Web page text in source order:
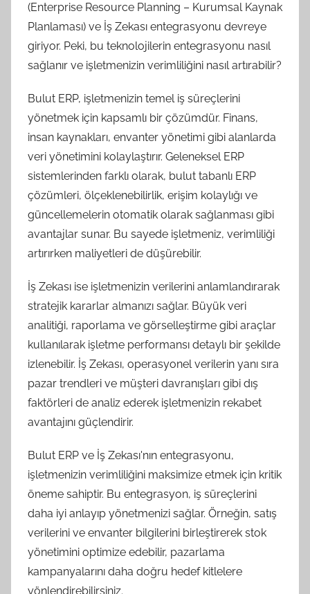
(Enterprise Resource Planning – Kurumsal Kaynak
Planlaması) ve İş Zekası entegrasyonu devreye
giriyor. Peki, bu teknolojilerin entegrasyonu nasıl
sağlanır ve işletmenizin verimliliğini nasıl artırabilir?
Bulut ERP, işletmenizin temel iş süreçlerini
yönetmek için kapsamlı bir çözümdür. Finans,
insan kaynakları, envanter yönetimi gibi alanlarda
veri yönetimini kolaylaştırır. Geleneksel ERP
sistemlerinden farklı olarak, bulut tabanlı ERP
çözümleri, ölçeklenebilirlik, erişim kolaylığı ve
güncellemelerin otomatik olarak sağlanması gibi
avantajlar sunar. Bu sayede işletmeniz, verimliliği
artırırken maliyetleri de düşürebilir.
İş Zekası ise işletmenizin verilerini anlamlandırarak
stratejik kararlar almanızı sağlar. Büyük veri
analitiği, raporlama ve görselleştirme gibi araçlar
kullanılarak işletme performansı detaylı bir şekilde
izlenebilir. İş Zekası, operasyonel verilerin yanı sıra
pazar trendleri ve müşteri davranışları gibi dış
faktörleri de analiz ederek işletmenizin rekabet
avantajını güçlendirir.
Bulut ERP ve İş Zekası'nın entegrasyonu,
işletmenizin verimliliğini maksimize etmek için kritik
öneme sahiptir. Bu entegrasyon, iş süreçlerini
daha iyi anlayıp yönetmenizi sağlar. Örneğin, satış
verilerini ve envanter bilgilerini birleştirerek stok
yönetimini optimize edebilir, pazarlama
kampanyalarını daha doğru hedef kitlelere
yönlendirebilirsiniz.